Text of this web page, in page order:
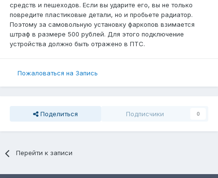
средств и пешеходов. Если вы ударите его, вы не только
повредите пластиковые детали, но и пробьете радиатор.
Поэтому за самовольную установку фаркопов взимается
штраф в размере 500 рублей. Для этого подключение
устройства должно быть отражено в ПТС.
Пожаловаться на Запись
Поделиться Подписчики 0
Перейти к записи